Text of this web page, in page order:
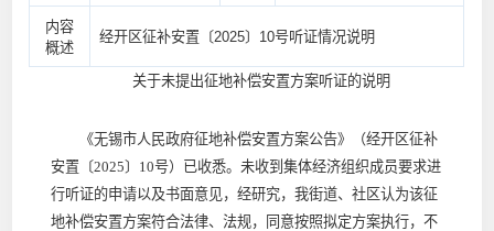
内容
概述
经开区征补安置〔2025〕10号听证情况说明
关于未提出征地补偿安置方案听证的说明
《无锡市人民政府征地补偿安置方案公告》（经开区征补
安置〔2025〕10号）已收悉。未收到集体经济组织成员要求进
行听证的申请以及书面意见，经研究，我街道、社区认为该征
地补偿安置方案符合法律、法规，同意按照拟定方案执行，不